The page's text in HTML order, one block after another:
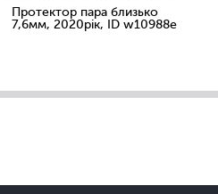
Протектор пара близько
7,6мм, 2020рік, ID w10988e